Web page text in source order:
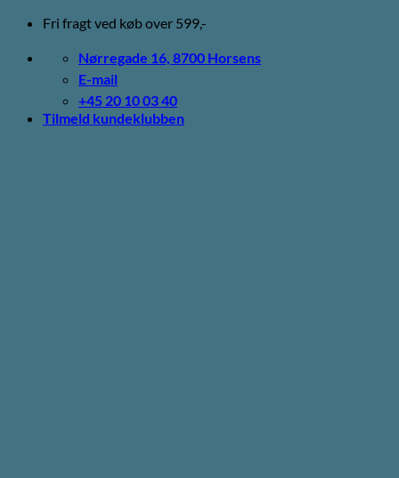
Fortsæt
indhold
Fri fragt ved køb over 599,-
Nørregade 16, 8700 Horsens
E-mail
+45 20 10 03 40
Tilmeld kundeklubben